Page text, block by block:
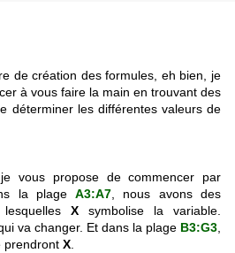
de création des formules, eh bien, je
à vous faire la main en trouvant des
déterminer les différentes valeurs de
vous propose de commencer par
la plage A3:A7, nous avons des
X symbolise la variable.
va changer. Et dans la plage B3:G3
prendront X